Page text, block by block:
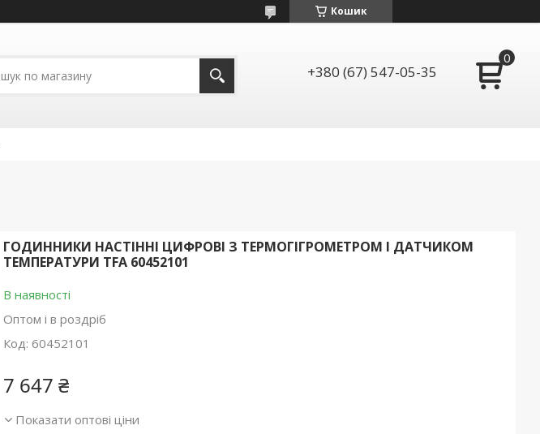
Кошик
+380 (67) 547-05-35
ГОДИННИКИ НАСТІННІ ЦИФРОВІ З ТЕРМОГІГРОМЕТРОМ І ДАТЧИКОМ
ТЕМПЕРАТУРИ TFA 60452101
В наявності
Оптом і в роздріб
Код: 60452101
7 647 ₴
Показати оптові ціни